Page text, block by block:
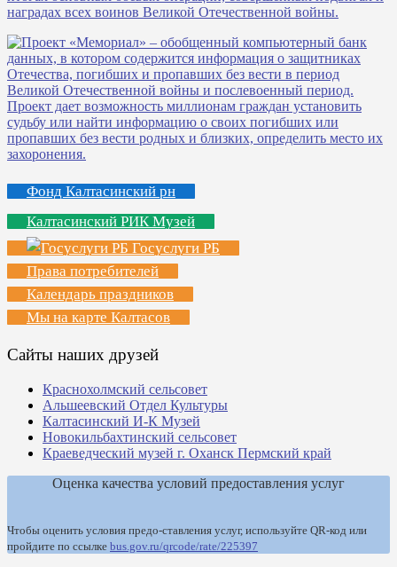
Фонд Калтасинский рн
Калтасинский РИК Музей
Госуслуги РБ
Права потребителей
Календарь праздников
Мы на карте Калтасов
Сайты наших друзей
Краснохолмский сельсовет
Альшеевский Отдел Культуры
Калтасинский И-К Музей
Новокильбахтинский сельсовет
Краеведческий музей г. Оханск Пермский край
Оценка качества условий предоставления услуг
Чтобы оценить условия предо-ставления услуг, используйте QR-код или
пройдите по ссылке bus.gov.ru/qrcode/rate/225397